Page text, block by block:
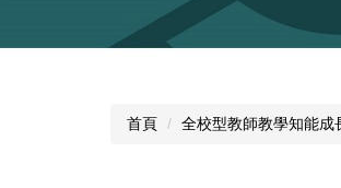
首頁 全校型教師教學知能成